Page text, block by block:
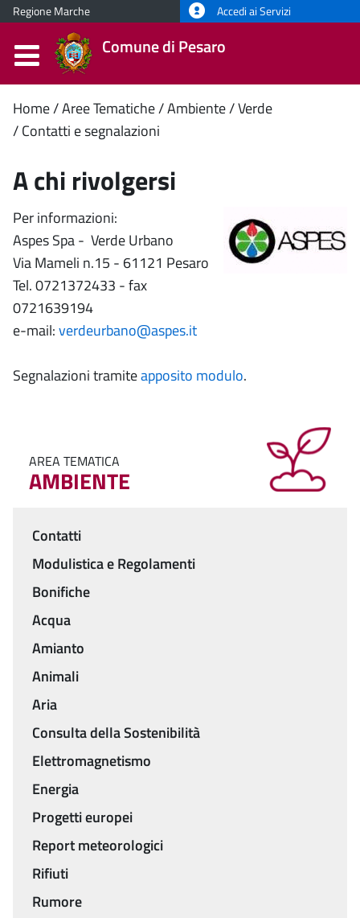
Regione Marche Accedi ai Servizi
Comune di Pesaro
Contenuto
principale
Home Aree Tematiche Ambiente Verde
Contatti e segnalazioni
A chi rivolgersi
Per informazioni:
Aspes Spa - Verde Urbano
Via Mameli n.15 - 61121 Pesaro
Tel. 0721372433 - fax
0721639194
e-mail:verdeurbano@aspes.it
Segnalazioni tramiteapposito modulo.
AREA TEMATICA
AMBIENTE
Menu
Contatti
Modulistica e Regolamenti
Bonifiche
Acqua
Amianto
Animali
Aria
Consulta della Sostenibilità
Elettromagnetismo
Energia
Progetti europei
Report meteorologici
Rifiuti
Rumore